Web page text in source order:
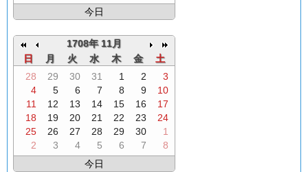
今日
1708年 11月
日
月 火 水 木 金
土
28
29 30 31 1 2
3
4
5 6 7 8 9
10
11
12 13 14 15 16
17
18
19 20 21 22 23
24
25
26 27 28 29 30
1
2
3 4 5 6 7
8
今日